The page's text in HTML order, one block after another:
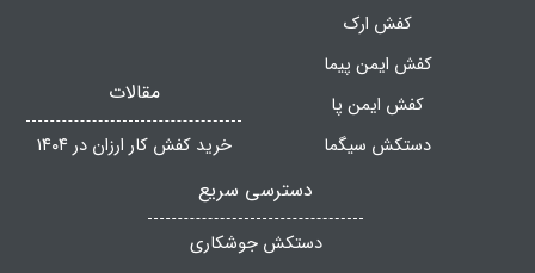
کفش ارک
کفش ایمن پیما
کفش ایمن پا
دستکش سیگما
مقالات
خرید کفش کار ارزان در ۱۴۰۴
دسترسی سریع
دستکش جوشکاری